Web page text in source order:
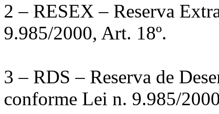
2 – RESEX – Reserva
9.985/2000, Art. 18º.
3 – RDS – Reserva de
conforme Lei n. 9.985/